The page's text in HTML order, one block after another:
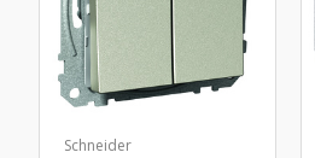
Schneider